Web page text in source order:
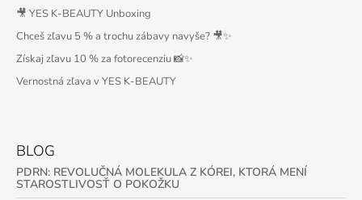
🎥 YES K-BEAUTY Unboxing
Chceš zľavu 5 % a trochu zábavy navyše? 🎥✨
Získaj zľavu 10 % za fotorecenziu 📸✨
Vernostná zľava v YES K-BEAUTY
BLOG
PDRN: REVOLUČNÁ MOLEKULA Z KÓREI, KTORÁ MENÍ
STAROSTLIVOSŤ O POKOŽKU